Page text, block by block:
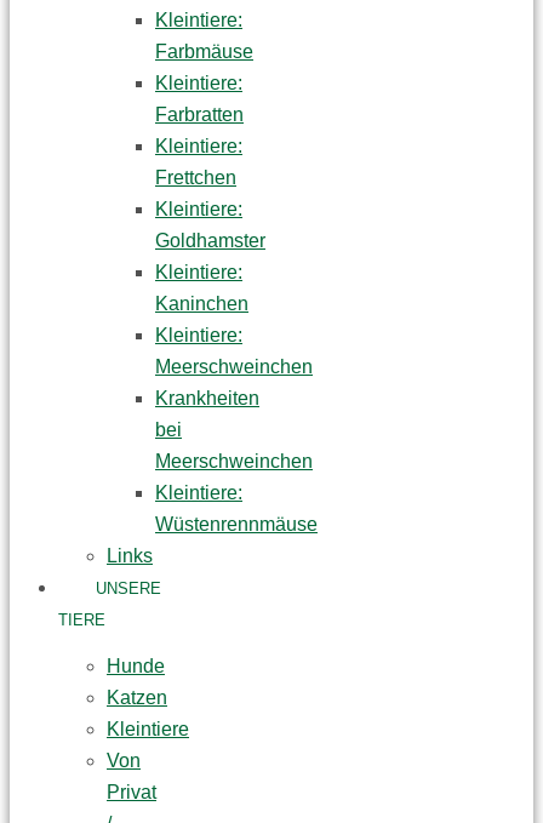
Kleintiere:
Farbmäuse
Kleintiere:
Farbratten
Kleintiere:
Frettchen
Kleintiere:
Goldhamster
Kleintiere:
Kaninchen
Kleintiere:
Meerschweinchen
Krankheiten
bei
Meerschweinchen
Kleintiere:
Wüstenrennmäuse
Links
UNSERE
TIERE
Hunde
Katzen
Kleintiere
Von
Privat